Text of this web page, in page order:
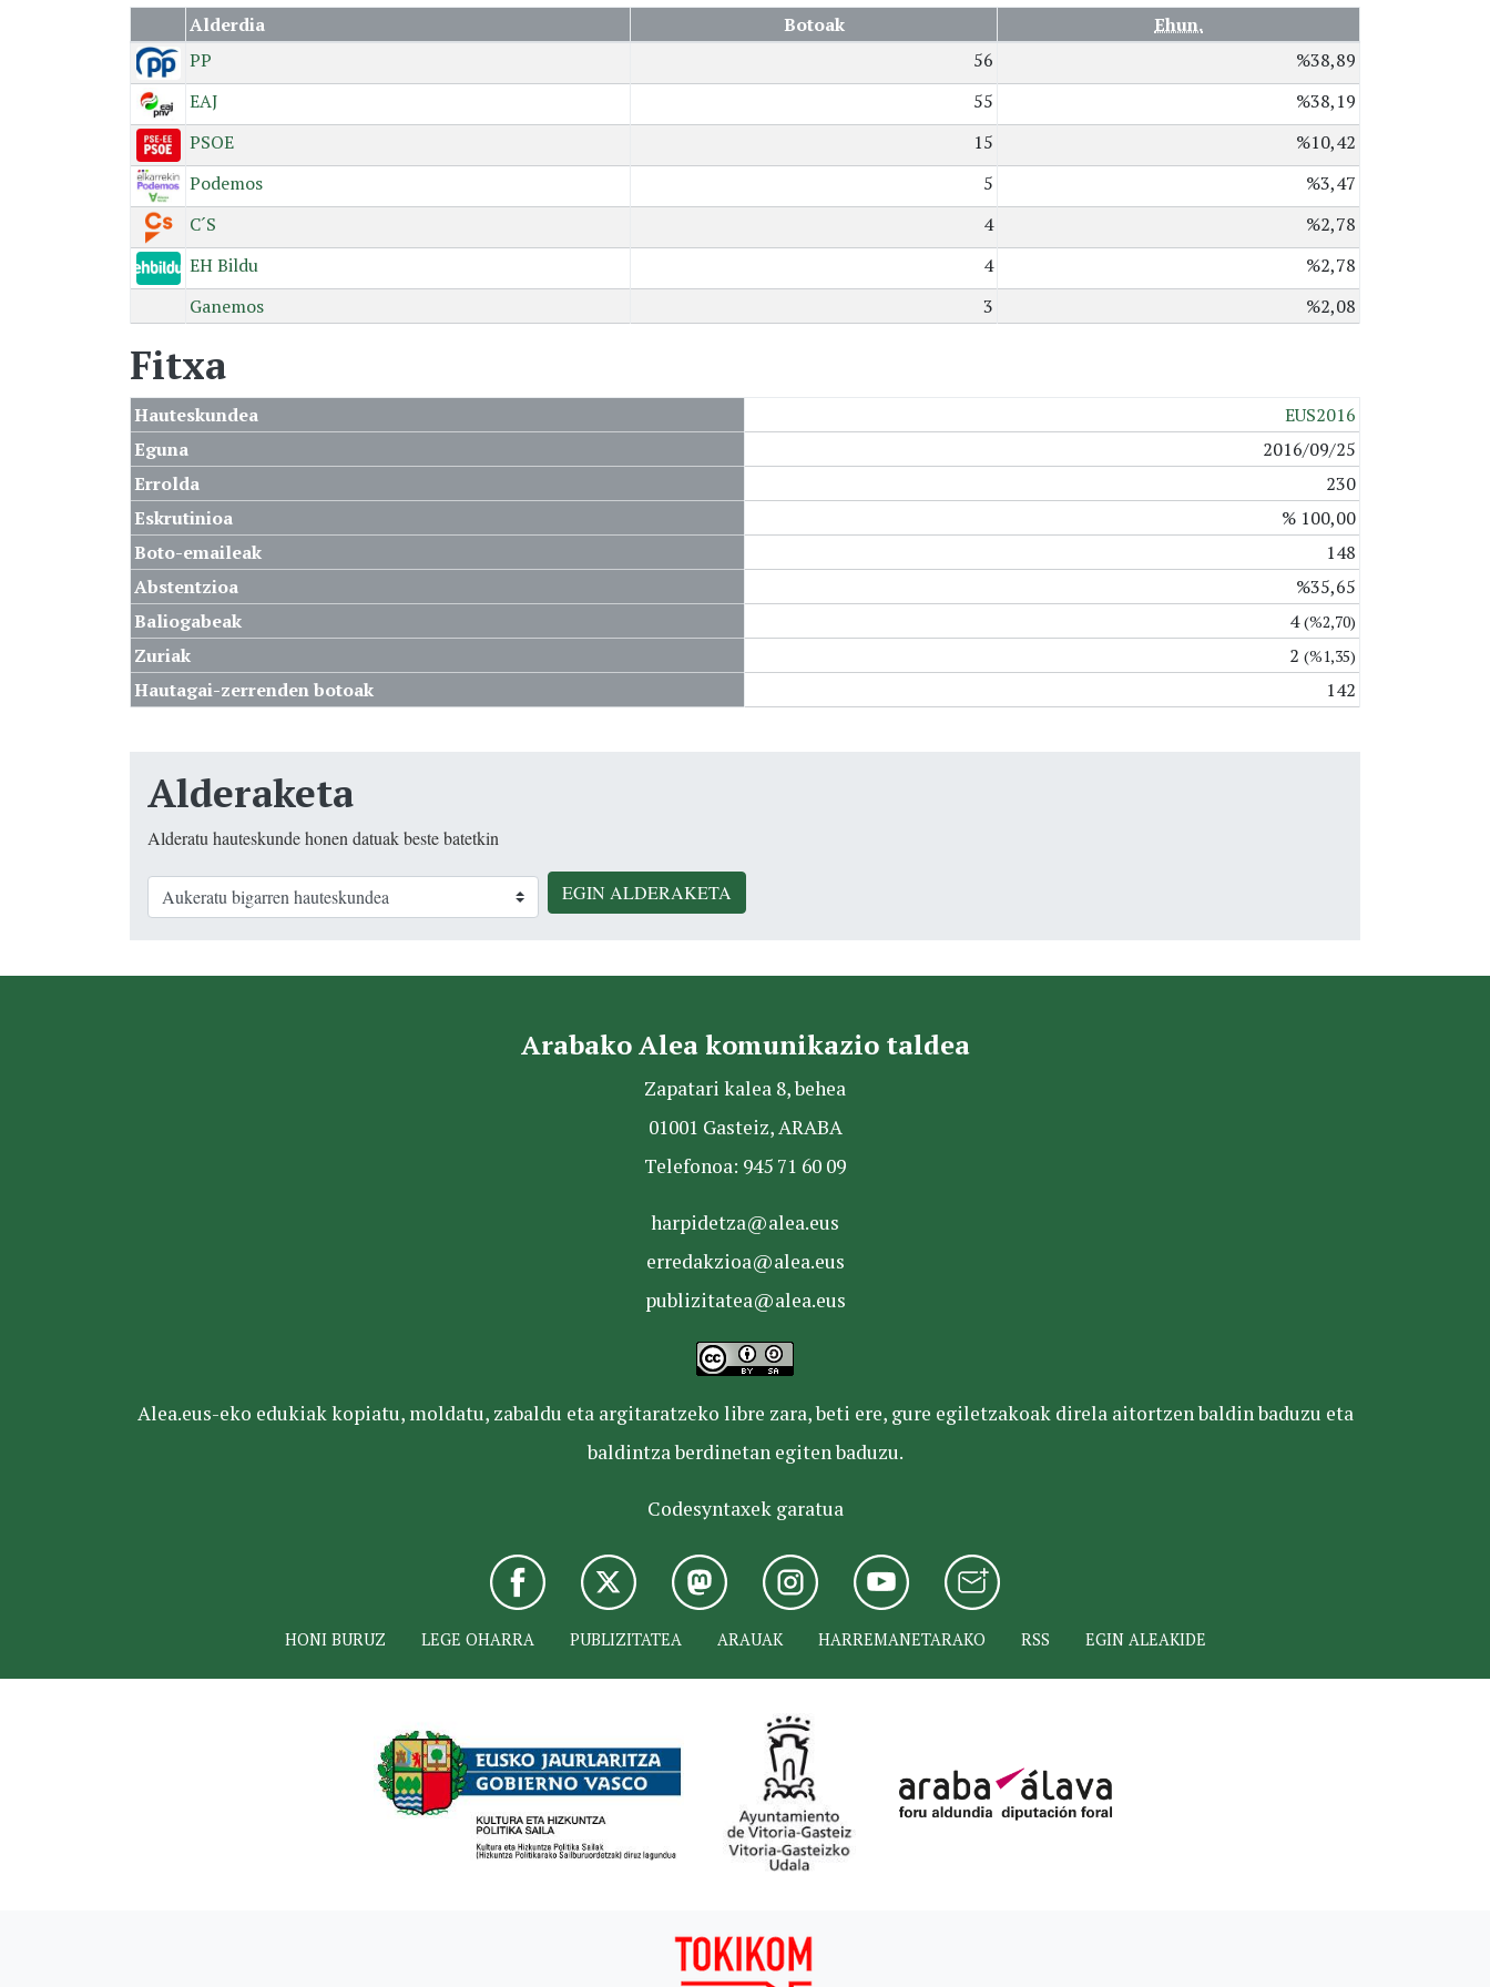
Alderdia Botoak
Ehun.
PP
56
%38,89
EAJ
55
%38,19
PSOE
15
%10,42
Podemos
5
%3,47
C´S
4
%2,78
EH Bildu
4
%2,78
Ganemos
3 %2,08
Fitxa
Hauteskundea
EUS2016
Eguna
2016/09/25
Errolda
230
Eskrutinioa
% 100,00
Boto-emaileak
148
Abstentzioa
%35,65
Baliogabeak
4(%2,70)
Zuriak 2 (%1,35)
Hautagai-zerrenden botoak 142
Alderaketa
Alderatu hauteskunde honen datuak beste batetkin
EGIN ALDERAKETA
Arabako Alea komunikazio taldea
Zapatari kalea 8, behea
01001 Gasteiz, ARABA
Telefonoa: 945 71 60 09
harpidetza@alea.eus
erredakzioa@alea.eus
publizitatea@alea.eus
Alea.eus-eko edukiak kopiatu, moldatu, zabaldu eta argitaratzeko libre zara, beti ere, gure egiletzakoak direla aitortzen baldin baduzu eta
baldintza berdinetan egiten baduzu.
Codesyntaxek garatua
HONI BURUZ LEGE OHARRA PUBLIZITATEA ARAUAK HARREMANETARAKO RSS EGIN ALEAKIDE